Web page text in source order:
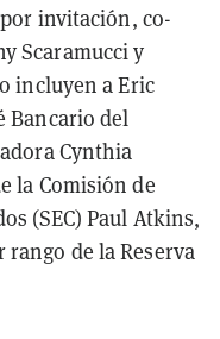
invitación, co-
Scaramucci y
incluyen a Eric
Bancario del
Cynthia
la Comisión de
(SEC) Paul Atkins,
de la Reserva